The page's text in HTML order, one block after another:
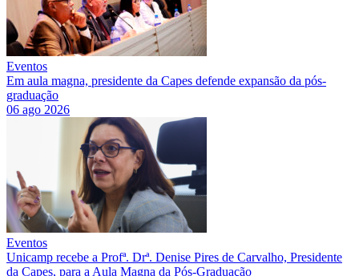
Eventos
Em aula magna, presidente da Capes defende expansão da pós-
graduação
06 ago 2026
Eventos
Unicamp recebe a Profª. Drª. Denise Pires de Carvalho, Presidente
da Capes, para a Aula Magna da Pós-Graduação